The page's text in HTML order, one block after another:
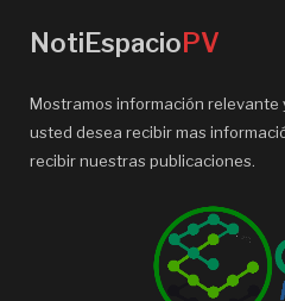
NotiEspacioPV
Mostramos información relevante
usted desea recibir mas
recibir nuestras publicaciones.